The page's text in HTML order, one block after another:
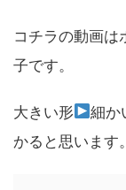
コチラの動画は
子です。
大きい形
細か
かると思います。